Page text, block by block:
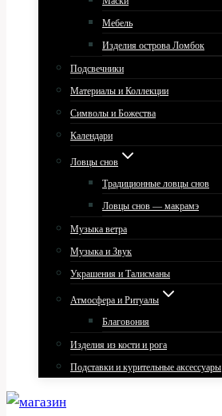
Мебель
Изделия острова Ломбок
Подсвечники
Материалы и Коллекции
Символы и Божества
Календари
Ловцы снов
Традиционные ловцы снов
Ловцы снов — макрамэ
Музыка ветра
Музыка и Звук
Украшения и Талисманы
Атмосфера и Ритуалы
Благовония
Изделия из кости и рога
Подставки и курительные аксессуары